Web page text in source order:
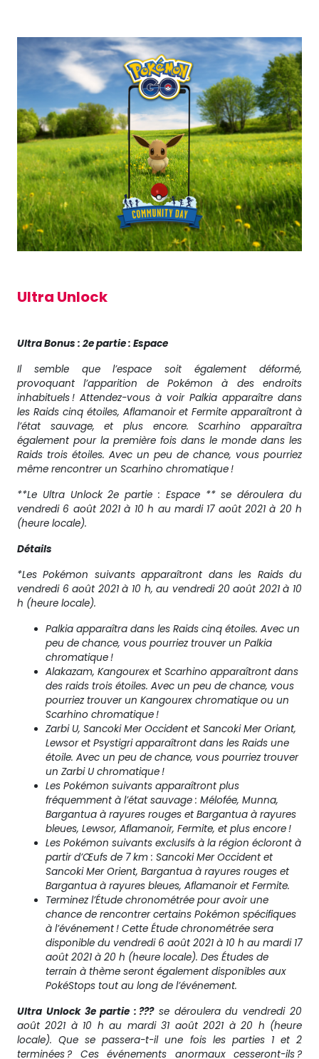
Ultra Unlock
Ultra Bonus : 2e partie : Espace
Il semble que l’espace soit également déformé,
provoquant l’apparition de Pokémon à des endroits
inhabituels ! Attendez-vous à voir Palkia apparaître dans
les Raids cinq étoiles, Aflamanoir et Fermite apparaîtront à
l’état sauvage, et plus encore. Scarhino apparaîtra
également pour la première fois dans le monde dans les
Raids trois étoiles. Avec un peu de chance, vous pourriez
même rencontrer un Scarhino chromatique !
**Le Ultra Unlock 2e partie : Espace ** se déroulera du
vendredi 6 août 2021 à 10 h au mardi 17 août 2021 à 20 h
(heure locale).
Détails
*Les Pokémon suivants apparaîtront dans les Raids du
vendredi 6 août 2021 à 10 h, au vendredi 20 août 2021 à 10
h (heure locale).
Palkia apparaîtra dans les Raids cinq étoiles. Avec un
peu de chance, vous pourriez trouver un Palkia
chromatique !
Alakazam, Kangourex et Scarhino apparaîtront dans
des raids trois étoiles. Avec un peu de chance, vous
pourriez trouver un Kangourex chromatique ou un
Scarhino chromatique !
Zarbi U, Sancoki Mer Occident et Sancoki Mer Oriant,
Lewsor et Psystigri apparaîtront dans les Raids une
étoile. Avec un peu de chance, vous pourriez trouver
un Zarbi U chromatique !
Les Pokémon suivants apparaîtront plus
fréquemment à l’état sauvage : Mélofée, Munna,
Bargantua à rayures rouges et Bargantua à rayures
bleues, Lewsor, Aflamanoir, Fermite, et plus encore !
Les Pokémon suivants exclusifs à la région écloront à
partir d’Œufs de 7 km : Sancoki Mer Occident et
Sancoki Mer Orient, Bargantua à rayures rouges et
Bargantua à rayures bleues, Aflamanoir et Fermite.
Terminez l’Étude chronométrée pour avoir une
chance de rencontrer certains Pokémon spécifiques
à l’événement ! Cette Étude chronométrée sera
disponible du vendredi 6 août 2021 à 10 h au mardi 17
août 2021 à 20 h (heure locale). Des Études de
terrain à thème seront également disponibles aux
PokéStops tout au long de l’événement.
Ultra Unlock 3e partie : ???se déroulera du vendredi 20
août 2021 à 10 h au mardi 31 août 2021 à 20 h (heure
locale). Que se passera-t-il une fois les parties 1 et 2
terminées ? Ces événements anormaux cesseront-ils ?